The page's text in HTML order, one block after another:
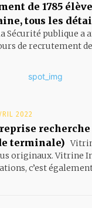
de 1785
tous les
Sécurité publique a
de recrutement de
2022
terminale)
originaux. Vitrine
c’est